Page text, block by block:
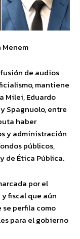
de audios
mantiene
Milei, Eduardo
Spagnuolo, entre
haber
y administración
públicos,
de Ética Pública.
por el
fiscal que aún
perfila como
para el gobierno